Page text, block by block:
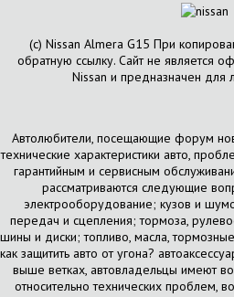
(с) Nissan Almera G15 При
обратную ссылку. Сайт не является
Nissan и предназначен для
Автолюбители, посещающие форум
технические характеристики авто,
гарантийным и сервисным
рассматриваются следующие
электрооборудование; кузов и
передач и сцепления; тормоза,
шины и диски; топливо, масла,
как защитить авто от угона?
выше ветках, автовладельцы имеют
относительно технических проблем,